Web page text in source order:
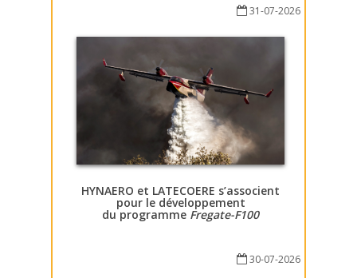
31-07-2026
HYNAERO et LATECOERE s’associent
pour le développement
du programme Fregate-F100
30-07-2026